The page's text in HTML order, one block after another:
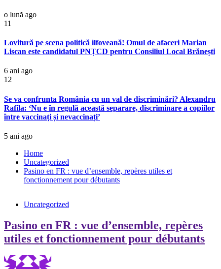
o lună ago
11
Lovitură pe scena politică ilfoveană! Omul de afaceri Marian
Liscan este candidatul PNȚCD pentru Consiliul Local Brănești
6 ani ago
12
Se va confrunta România cu un val de discriminări? Alexandru
Rafila: ‘Nu e în regulă această separare, discriminare a copiilor
între vaccinați și nevaccinați’
5 ani ago
Home
Uncategorized
Pasino en FR : vue d’ensemble, repères utiles et
fonctionnement pour débutants
Uncategorized
Pasino en FR : vue d’ensemble, repères
utiles et fonctionnement pour débutants